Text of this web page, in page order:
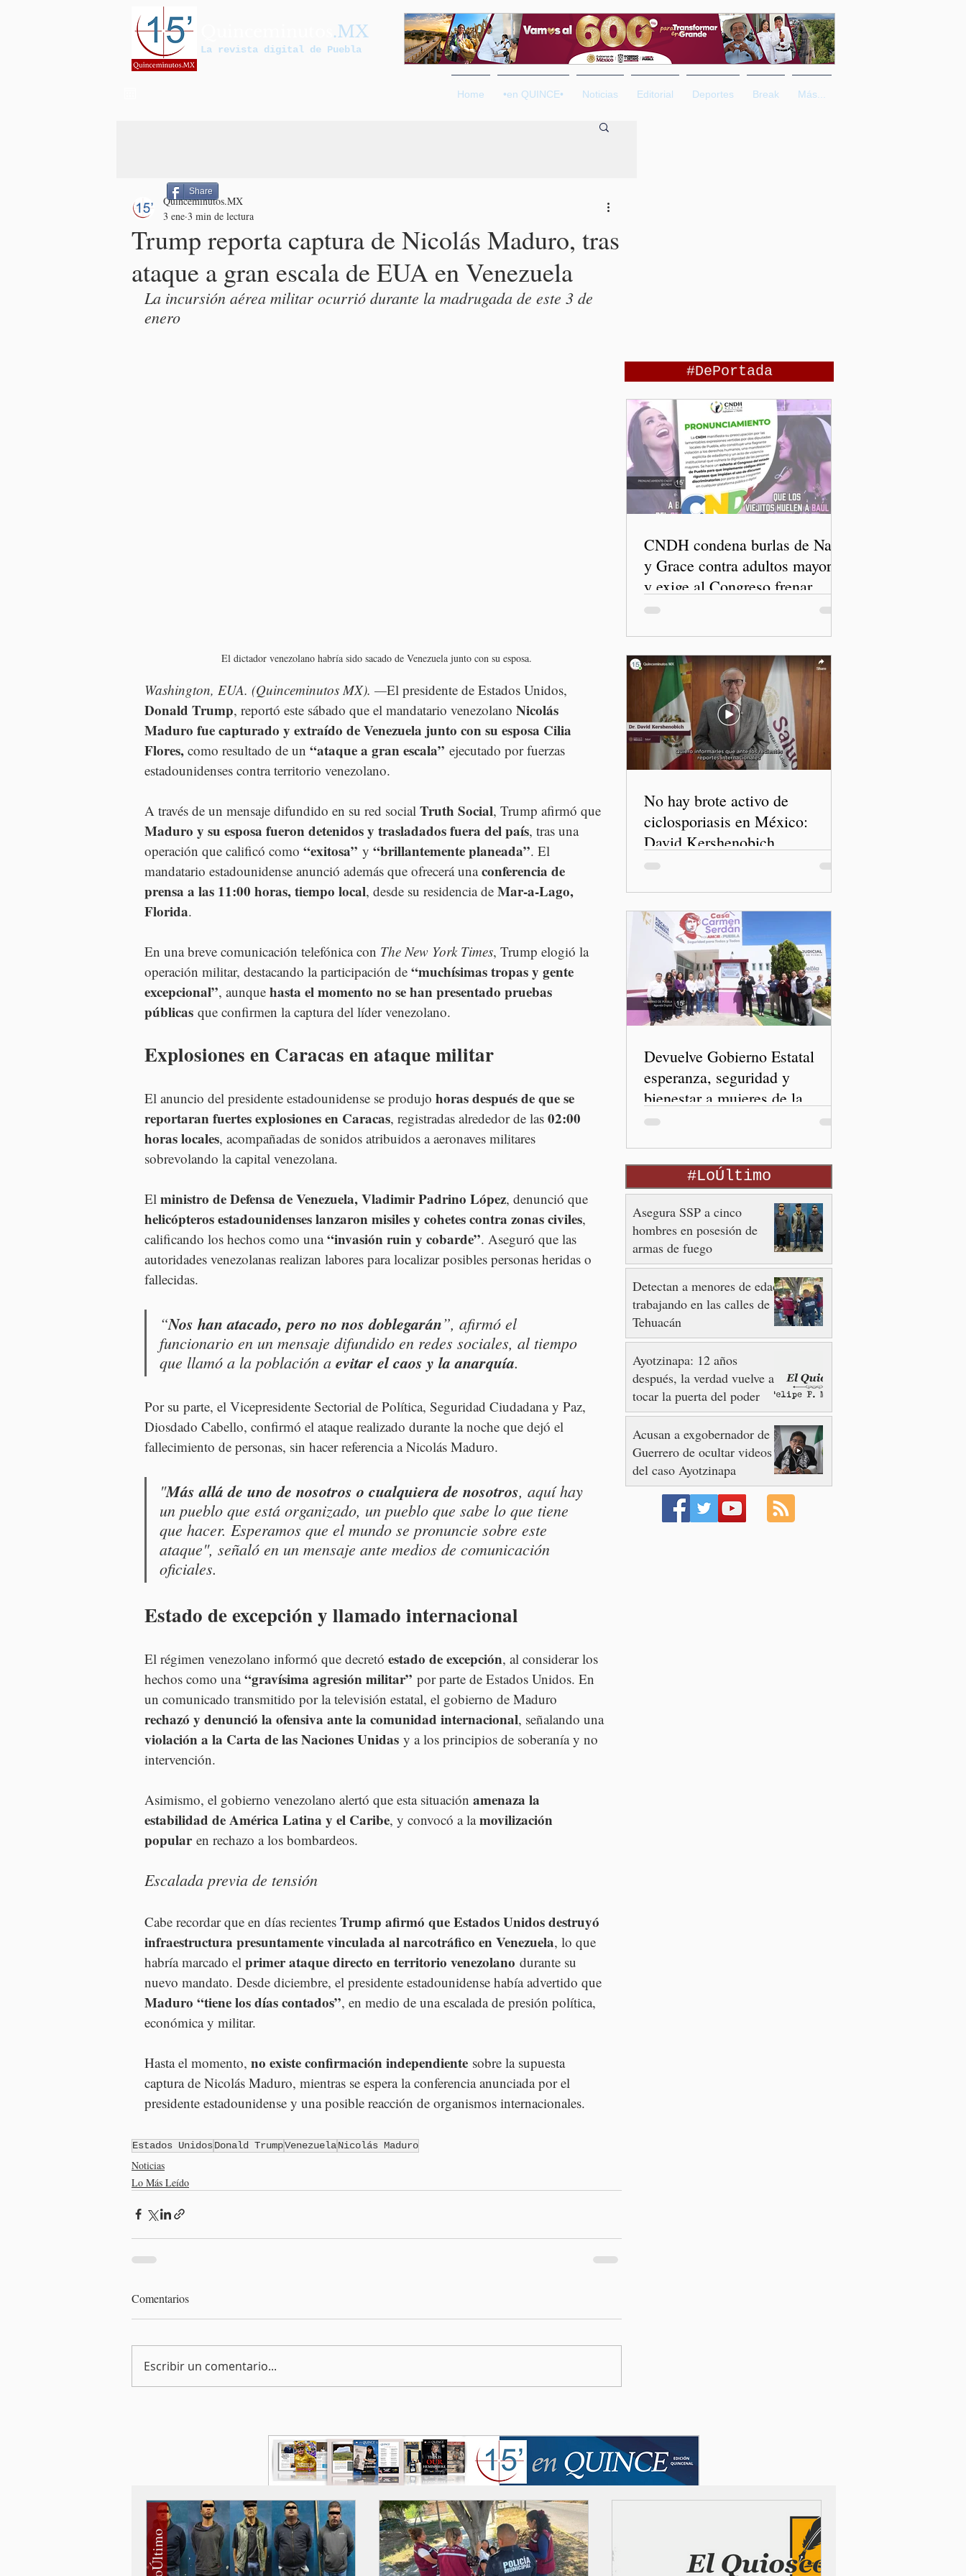
.MX
La revista digital de Puebla
Home •en QUINCE• Noticias Editorial Deportes Break Más...
Trump reporta captura de Nicolás Maduro, tras
ataque a gran escala de EUA en Venezuela
Quinceminutos.MX
3 ene 3 min de lectura
La incursión aérea militar ocurrió durante la madrugada de este 3 de
enero
El dictador venezolano habría sido sacado de Venezuela junto con su esposa.
Washington, EUA. (Quinceminutos MX). —El presidente de Estados Unidos,
Donald Trump, reportó este sábado que el mandatario venezolano Nicolás
Maduro fue capturado y extraído de Venezuela junto con su esposa Cilia
Flores, como resultado de un “ataque a gran escala” ejecutado por fuerzas
estadounidenses contra territorio venezolano.
A través de un mensaje difundido en su red social Truth Social, Trump afirmó que
Maduro y su esposa fueron detenidos y trasladados fuera del país, tras una
operación que calificó como “exitosa” y “brillantemente planeada”. El
mandatario estadounidense anunció además que ofrecerá una conferencia de
prensa a las 11:00 horas, tiempo local, desde su residencia de Mar-a-Lago,
Florida.
En una breve comunicación telefónica con The New York Times, Trump elogió la
operación militar, destacando la participación de “muchísimas tropas y gente
excepcional”, aunque hasta el momento no se han presentado pruebas
públicas que confirmen la captura del líder venezolano.
Explosiones en Caracas en ataque militar
El anuncio del presidente estadounidense se produjo horas después de que se
reportaran fuertes explosiones en Caracas, registradas alrededor de las 02:00
horas locales, acompañadas de sonidos atribuidos a aeronaves militares
sobrevolando la capital venezolana.
El ministro de Defensa de Venezuela, Vladimir Padrino López, denunció que
helicópteros estadounidenses lanzaron misiles y cohetes contra zonas civiles,
calificando los hechos como una “invasión ruin y cobarde”. Aseguró que las
autoridades venezolanas realizan labores para localizar posibles personas heridas o
fallecidas.
“Nos han atacado, pero no nos doblegarán”, afirmó el
funcionario en un mensaje difundido en redes sociales, al tiempo
que llamó a la población a evitar el caos y la anarquía.
Por su parte, el Vicepresidente Sectorial de Política, Seguridad Ciudadana y Paz,
Diosdado Cabello, confirmó el ataque realizado durante la noche que dejó el
fallecimiento de personas, sin hacer referencia a Nicolás Maduro.
"Más allá de uno de nosotros o cualquiera de nosotros, aquí hay
un pueblo que está organizado, un pueblo que sabe lo que tiene
que hacer. Esperamos que el mundo se pronuncie sobre este
ataque", señaló en un mensaje ante medios de comunicación
oficiales.
Estado de excepción y llamado internacional
El régimen venezolano informó que decretó estado de excepción, al considerar los
hechos como una “gravísima agresión militar” por parte de Estados Unidos. En
un comunicado transmitido por la televisión estatal, el gobierno de Maduro
rechazó y denunció la ofensiva ante la comunidad internacional, señalando una
violación a la Carta de las Naciones Unidas y a los principios de soberanía y no
intervención.
Asimismo, el gobierno venezolano alertó que esta situación amenaza la
estabilidad de América Latina y el Caribe, y convocó a la movilización
popular en rechazo a los bombardeos.
Escalada previa de tensión
Cabe recordar que en días recientes Trump afirmó que Estados Unidos destruyó
infraestructura presuntamente vinculada al narcotráfico en Venezuela, lo que
habría marcado el primer ataque directo en territorio venezolano durante su
nuevo mandato. Desde diciembre, el presidente estadounidense había advertido que
Maduro “tiene los días contados”, en medio de una escalada de presión política,
económica y militar.
Hasta el momento, no existe confirmación independiente sobre la supuesta
captura de Nicolás Maduro, mientras se espera la conferencia anunciada por el
presidente estadounidense y una posible reacción de organismos internacionales.
Estados UnidosDonald TrumpVenezuelaNicolás Maduro
Noticias
Lo Más Leído
Comentarios
Escribir un comentario...
Share
#DePortada
CNDH condena burlas de Nay
y Grace contra adultos mayores
y exige al Congreso frenar
discursos discriminatorios
No hay brote activo de
ciclosporiasis en México:
David Kershenobich
Devuelve Gobierno Estatal
esperanza, seguridad y
bienestar a mujeres de la
periferia urbana
#LoÚltimo
Asegura SSP a cinco
hombres en posesión de
armas de fuego
Detectan a menores de edad
trabajando en las calles de
Tehuacán
Ayotzinapa: 12 años
después, la verdad vuelve a
tocar la puerta del poder
Acusan a exgobernador de
Guerrero de ocultar videos
del caso Ayotzinapa
#LoÚltimo